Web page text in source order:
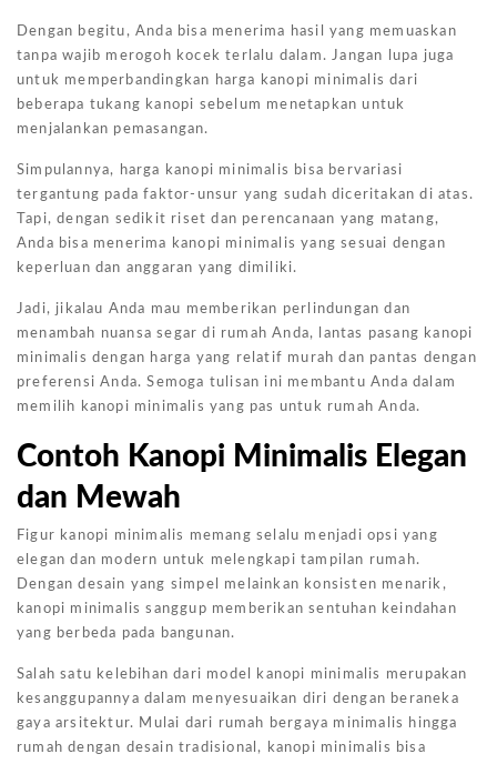
Dengan begitu, Anda bisa menerima hasil yang memuaskan
tanpa wajib merogoh kocek terlalu dalam. Jangan lupa juga
untuk memperbandingkan harga kanopi minimalis dari
beberapa tukang kanopi sebelum menetapkan untuk
menjalankan pemasangan.
Simpulannya, harga kanopi minimalis bisa bervariasi
tergantung pada faktor-unsur yang sudah diceritakan di atas.
Tapi, dengan sedikit riset dan perencanaan yang matang,
Anda bisa menerima kanopi minimalis yang sesuai dengan
keperluan dan anggaran yang dimiliki.
Jadi, jikalau Anda mau memberikan perlindungan dan
menambah nuansa segar di rumah Anda, lantas pasang kanopi
minimalis dengan harga yang relatif murah dan pantas dengan
preferensi Anda. Semoga tulisan ini membantu Anda dalam
memilih kanopi minimalis yang pas untuk rumah Anda.
Contoh Kanopi Minimalis Elegan
dan Mewah
Figur kanopi minimalis memang selalu menjadi opsi yang
elegan dan modern untuk melengkapi tampilan rumah.
Dengan desain yang simpel melainkan konsisten menarik,
kanopi minimalis sanggup memberikan sentuhan keindahan
yang berbeda pada bangunan.
Salah satu kelebihan dari model kanopi minimalis merupakan
kesanggupannya dalam menyesuaikan diri dengan beraneka
gaya arsitektur. Mulai dari rumah bergaya minimalis hingga
rumah dengan desain tradisional, kanopi minimalis bisa